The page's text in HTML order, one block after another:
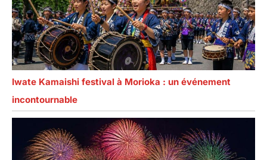
Iwate Kamaishi festival à Morioka : un événement
incontournable